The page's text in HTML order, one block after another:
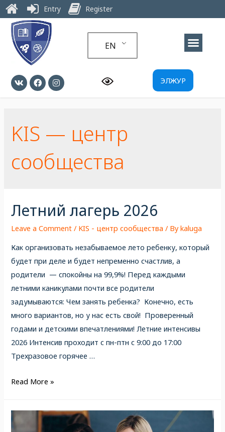
EN
ЭЛЖУР
KIS — центр
сообщества
Летний лагерь 2026
Leave a Comment / KIS - центр сообщества / Bykaluga
Как организовать незабываемое лето ребенку, который
будет при деле и будет непременно счастлив, а
родители — спокойны на 99,9%! Перед каждыми
летними каникулами почти все родители
задумываются: Чем занять ребенка? Конечно, есть
много вариантов, но у нас есть свой! Проверенный
годами и детскими впечатлениями! Летние интенсивы
2026 Интенсив проходит с пн-птн с 9:00 до 17:00
Трехразовое горячее …
Read More »
Entry Register